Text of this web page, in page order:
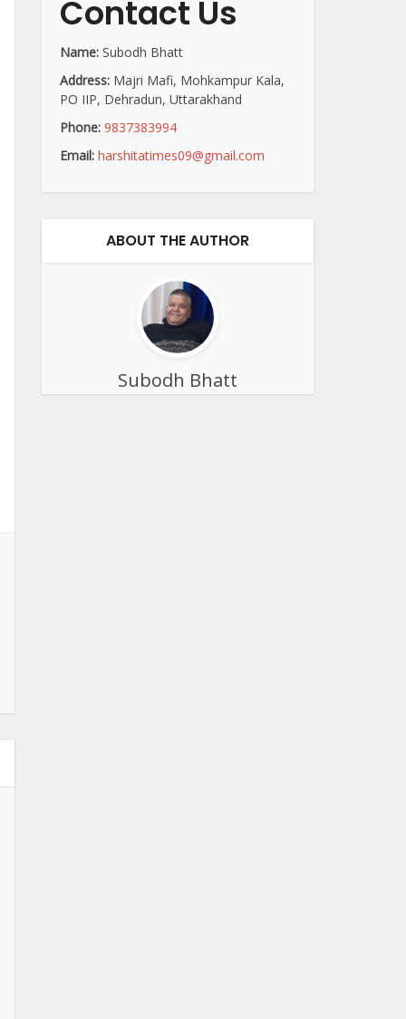
Contact Us
Name: Subodh Bhatt
Address: Majri Mafi, Mohkampur Kala,
PO IIP, Dehradun, Uttarakhand
Phone: 9837383994
Email: harshitatimes09@gmail.com
ABOUT THE AUTHOR
Subodh Bhatt